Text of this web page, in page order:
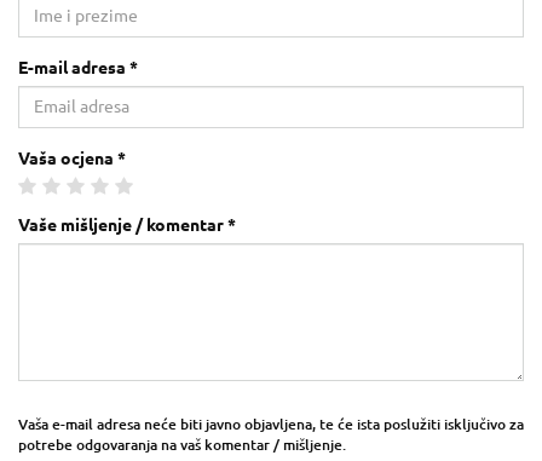
E-mail adresa *
Vaša ocjena *
Vaše mišljenje / komentar *
Vaša e-mail adresa neće biti javno objavljena, te će ista poslužiti isključivo za
potrebe odgovaranja na vaš komentar / mišljenje.